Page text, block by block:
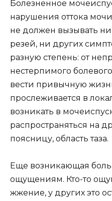
Болезненное
нарушения оттока
не должен вызывать
резей, ни других
разную степень: от
нестерпимого
вести привычную
прослеживается в
возникать в
распространяться на
поясницу, область таза.
Еще возникающая боль
ощущениям. Кто-то
жжение, у других это